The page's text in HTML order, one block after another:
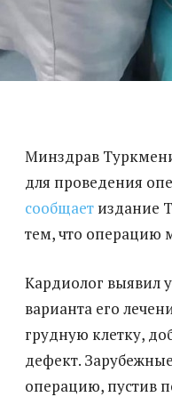
Минздрав
для проведения
сообщает издание
тем, что операцию
Кардиолог выявил
варианта его
грудную клетку,
дефект.
операцию, пустив